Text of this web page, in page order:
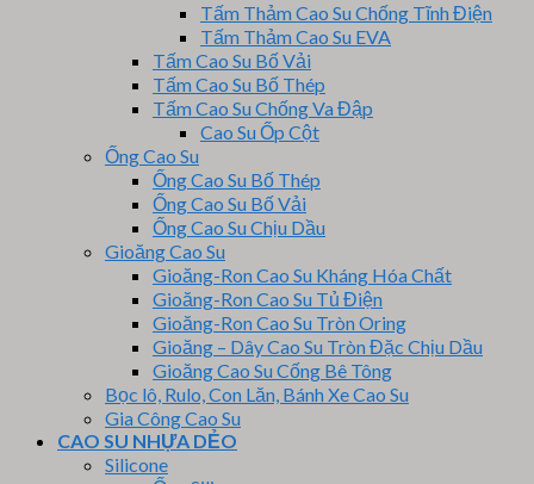
Tấm Thảm Cao Su Chống Tĩnh Điện
Tấm Thảm Cao Su EVA
Tấm Cao Su Bố Vải
Tấm Cao Su Bố Thép
Tấm Cao Su Chống Va Đập
Cao Su Ốp Cột
Ống Cao Su
Ống Cao Su Bố Thép
Ống Cao Su Bố Vải
Ống Cao Su Chịu Dầu
Gioăng Cao Su
Gioăng-Ron Cao Su Kháng Hóa Chất
Gioăng-Ron Cao Su Tủ Điện
Gioăng-Ron Cao Su Tròn Oring
Gioăng – Dây Cao Su Tròn Đặc Chịu Dầu
Gioăng Cao Su Cống Bê Tông
Bọc lô, Rulo, Con Lăn, Bánh Xe Cao Su
Gia Công Cao Su
CAO SU NHỰA DẺO
Silicone